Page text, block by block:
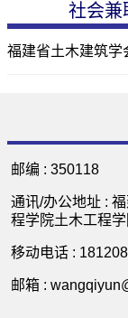
社会兼
福建省土木建筑学
邮编 :350118
通讯/办公地址 :
程学院土木工程
移动电话 :
邮箱 :